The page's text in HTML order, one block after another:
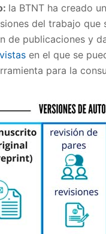
la BTNT ha creado
del trabajo
de publicaciones y
en el que se
para la